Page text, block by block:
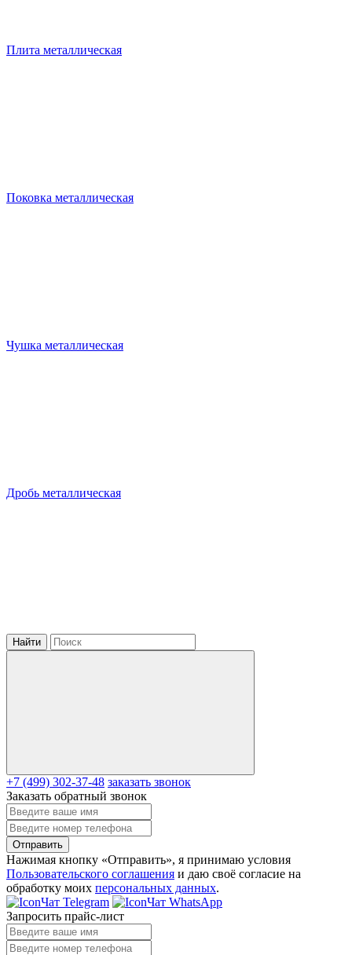
Плита металлическая
Поковка металлическая
Чушка металлическая
Дробь металлическая
Найти
+7 (499) 302-37-48 заказать звонок
Заказать обратный звонок
Отправить
Нажимая кнопку «Отправить», я принимаю условия
Пользовательского соглашения и даю своё согласие на
обработку моих персональных данных.
Чат Telegram
Чат WhatsApp
Запросить прайс-лист